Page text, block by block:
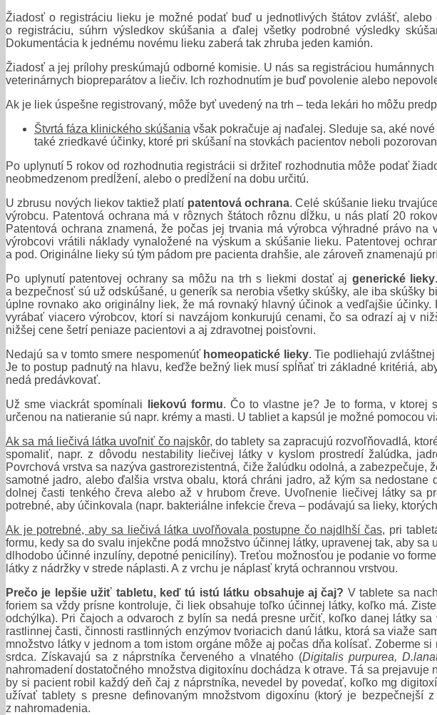
Žiadosť o registráciu lieku je možné podať buď u jednotlivých štátov zvlášť,
o registráciu, súhrn výsledkov skúšania a ďalej všetky podrobné výsledky
Dokumentácia k jednému novému lieku zaberá tak zhruba jeden kamión.
Žiadosť a jej prílohy preskúmajú odborné komisie. U nás sa registráciou
veterinárnych biopreparátov a liečiv. Ich rozhodnutím je buď povolenie alebo
Ak je liek úspešne registrovaný, môže byť uvedený na trh – teda lekári ho môžu
Štvrtá fáza klinického skúšania však pokračuje aj naďalej. Sleduje sa, aké
také zriedkavé účinky, ktoré pri skúšaní na stovkách pacientov neboli
Po uplynutí 5 rokov od rozhodnutia registrácii si držiteľ rozhodnutia môže podať
neobmedzenom predĺžení, alebo o predĺžení na dobu určitú.
U zbrusu nových liekov taktiež platí patentová ochrana. Celé skúšanie lieku
výrobcu. Patentová ochrana má v rôznych štátoch rôznu dĺžku, u nás platí 20
Patentová ochrana znamená, že počas jej trvania má výrobca výhradné právo
výrobcovi vrátili náklady vynaložené na výskum a skúšanie lieku. Patentovej
a pod. Originálne lieky sú tým pádom pre pacienta drahšie, ale zároveň znamenajú
Po uplynutí patentovej ochrany sa môžu na trh s liekmi dostať aj generické lieky
a bezpečnosť sú už odskúšané, u generík sa nerobia všetky skúšky, ale iba
úplne rovnako ako originálny liek, že má rovnaký hlavný účinok a vedľajšie
vyrábať viacero výrobcov, ktorí si navzájom konkurujú cenami, čo sa odrazí aj v
nižšej cene šetrí peniaze pacientovi a aj zdravotnej poisťovni.
Nedajú sa v tomto smere nespomenúť homeopatické lieky. Tie podliehajú
Je to postup padnutý na hlavu, keďže bežný liek musí spĺňať tri základné kritériá,
nedá predávkovať.
Už sme viackrát spomínali
liekovú formu. Čo to vlastne je? Je to forma, v ktorej
určenou na natieranie sú napr. krémy a masti. U tabliet a kapsúl je možné
Ak sa má liečivá látka uvoľniť čo najskôr, do tablety sa zapracujú rozvoľňovadlá,
spomaliť, napr. z dôvodu nestability liečivej látky v kyslom prostredí žalúdka,
Povrchová vrstva sa nazýva gastrorezistentná, čiže žalúdku odolná, a
samotné jadro, alebo ďalšia vrstva obalu, ktorá chráni jadro, až kým sa
dolnej časti tenkého čreva alebo až v hrubom čreve. Uvoľnenie liečivej látky sa
potrebné, aby účinkovala (napr. bakteriálne infekcie čreva – podávajú sa lieky,
Ak je potrebné, aby sa liečivá látka uvoľňovala postupne čo najdlhší čas, pri
formu, kedy sa do svalu injekčne podá množstvo účinnej látky, upravenej tak, aby
dlhodobo účinné inzulíny, depotné penicilíny). Treťou možnosťou je podanie vo
látky z nádržky v strede náplasti. A z vrchu je náplasť krytá ochrannou vrstvou.
Prečo je lepšie užiť tabletu, keď tú istú látku obsahuje aj čaj? V tablete sa
foriem sa vždy prísne kontroluje, či liek obsahuje toľko účinnej látky, koľko má.
odchýlka). Pri čajoch a odvaroch z bylín sa nedá presne určiť, koľko danej látky
rastlinnej časti, činnosti rastlinných enzýmov tvoriacich danú látku, ktorá sa viaže
množstvo látky v jednom a tom istom orgáne môže aj počas dňa kolísať. Zoberme
srdca. Získavajú sa z náprstníka červeného a vlnatého (Digitalis purpurea,
nahromadení dostatočného množstva digitoxínu dochádza k otrave. Tá sa
by si pacient robil každý deň čaj z náprstníka, nevedel by povedať, koľko mg
užívať tablety s presne definovaným množstvom digoxínu (ktorý je
z nahromadenia.